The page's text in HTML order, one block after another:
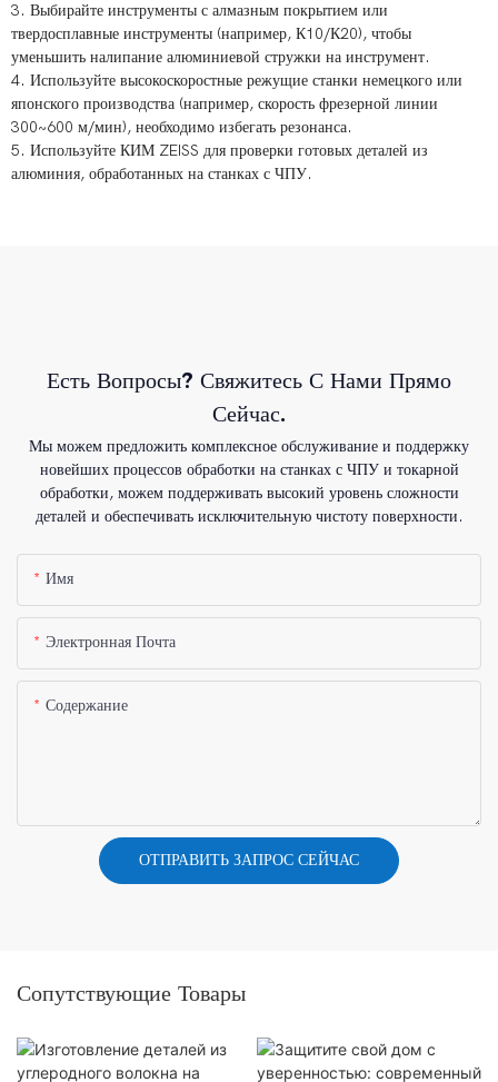
3. Выбирайте инструменты с алмазным покрытием или
твердосплавные инструменты (например, К10/К20), чтобы
уменьшить налипание алюминиевой стружки на инструмент.
4. Используйте высокоскоростные режущие станки немецкого или
японского производства (например, скорость фрезерной линии
300~600 м/мин), необходимо избегать резонанса.
5. Используйте КИМ ZEISS для проверки готовых деталей из
алюминия, обработанных на станках с ЧПУ.
Есть Вопросы? Свяжитесь С Нами Прямо
Сейчас.
Мы можем предложить комплексное обслуживание и поддержку
новейших процессов обработки на станках с ЧПУ и токарной
обработки, можем поддерживать высокий уровень сложности
деталей и обеспечивать исключительную чистоту поверхности.
Имя
Электронная Почта
Содержание
ОТПРАВИТЬ ЗАПРОС СЕЙЧАС
Сопутствующие Товары